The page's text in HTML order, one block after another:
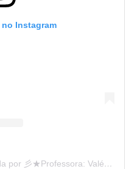
Instagram
Uma publicação compartilhada por 彡★Professora: Valéria·.¸¸.· (@ensinandocomcarinho)